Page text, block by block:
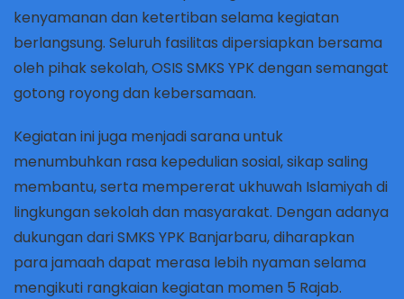
kenyamanan dan ketertiban selama kegiatan
berlangsung. Seluruh fasilitas dipersiapkan bersama
oleh pihak sekolah, OSIS SMKS YPK dengan semangat
gotong royong dan kebersamaan.
Kegiatan ini juga menjadi sarana untuk
menumbuhkan rasa kepedulian sosial, sikap saling
membantu, serta mempererat ukhuwah Islamiyah di
lingkungan sekolah dan masyarakat. Dengan adanya
dukungan dariSMKS YPK Banjarbaru, diharapkan
para jamaah dapat merasa lebih nyaman selama
mengikuti rangkaian kegiatan momen 5 Rajab.